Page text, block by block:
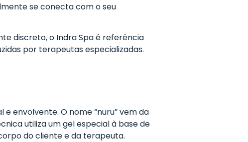
se conecta com o seu
discreto, o Indra Spa é referência
por terapeutas especializadas.
envolvente. O nome “nuru” vem da
utiliza um gel especial à base de
do cliente e da terapeuta.